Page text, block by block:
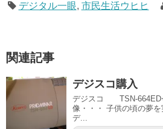
デジタル一眼, 市民生活ウヒヒ
関連記事
デジスコ購入
デジスコ TSN-
像・・・ 子供の頃の夢
デ...